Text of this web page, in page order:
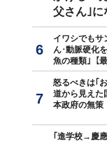
父さん｣に
イワシでもサ
ん･動脈硬化
魚の種類｣【
怒るべきは｢
道から見えた
本政府の無策
｢進学校→慶